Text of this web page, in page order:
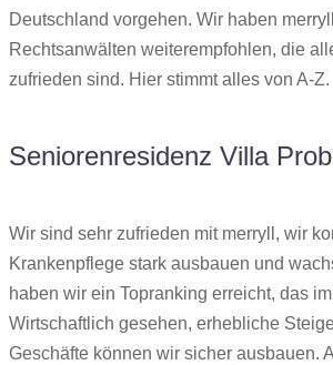
Deutschland vorgehen. Wir haben
Rechtsanwälten weiterempfohlen, die
zufrieden sind. Hier stimmt alles von A-Z.
Seniorenresidenz Villa
Wir sind sehr zufrieden mit merryll, wir
Krankenpflege stark ausbauen und
haben wir ein Topranking erreicht, das
Wirtschaftlich gesehen, erhebliche
Geschäfte können wir sicher ausbauen.